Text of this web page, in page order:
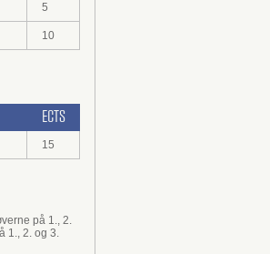
5
10
ECTS
15
på 1., 2.
1., 2. og 3.